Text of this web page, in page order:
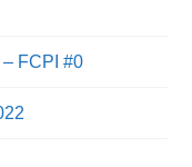
FCPI #0